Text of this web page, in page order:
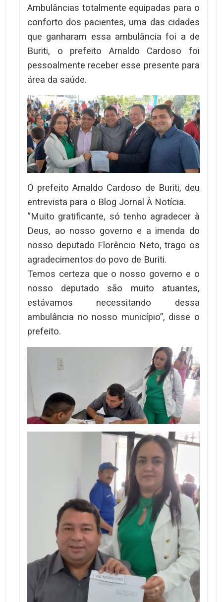
Ambulâncias totalmente equipadas para o
conforto dos pacientes, uma das cidades
que ganharam essa ambulância foi a de
Buriti, o prefeito Arnaldo Cardoso foi
pessoalmente receber esse presente para
área da saúde.
O prefeito Arnaldo Cardoso de Buriti, deu
entrevista para o Blog Jornal À Notícia.
“Muito gratificante, só tenho agradecer à
Deus, ao nosso governo e a imenda do
nosso deputado Florêncio Neto, trago os
agradecimentos do povo de Buriti.
Temos certeza que o nosso governo e o
nosso deputado são muito atuantes,
estávamos necessitando dessa
ambulância no nosso município”, disse o
prefeito.